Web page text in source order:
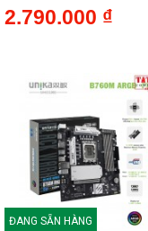
2.790.000 ₫
ĐANG SẴN HÀNG